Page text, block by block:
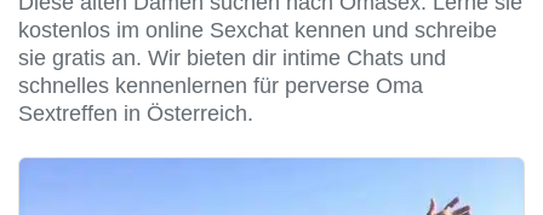
kostenlos im online Sexchat kennen und schreibe
sie gratis an. Wir bieten dir intime Chats und
schnelles kennenlernen für perverse Oma
Sextreffen in Österreich.